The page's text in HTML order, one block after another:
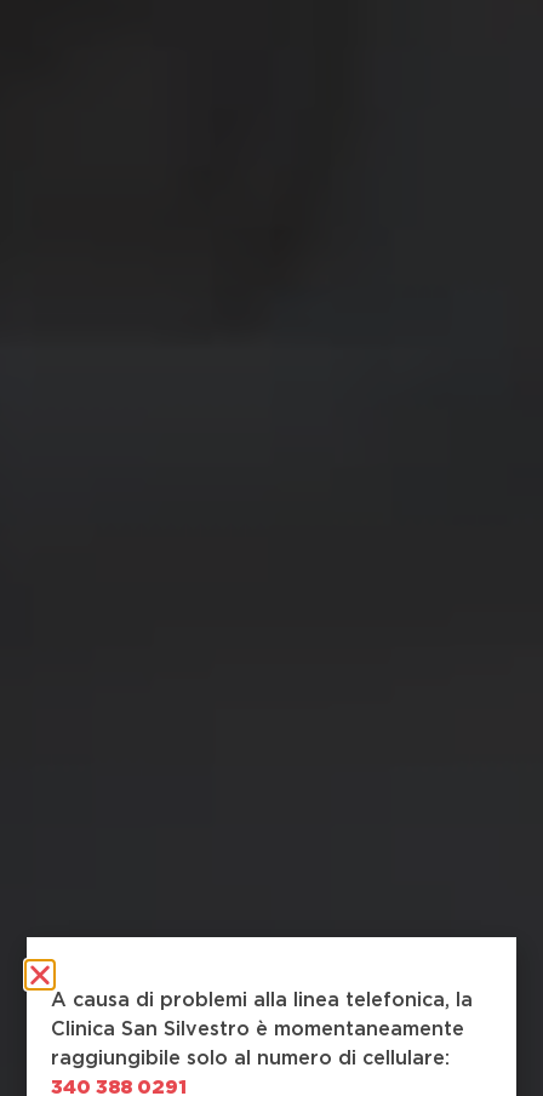
A causa di problemi alla linea telefonica, la
Clinica San Silvestro è momentaneamente
raggiungibile solo al numero di cellulare:
340 388 0291